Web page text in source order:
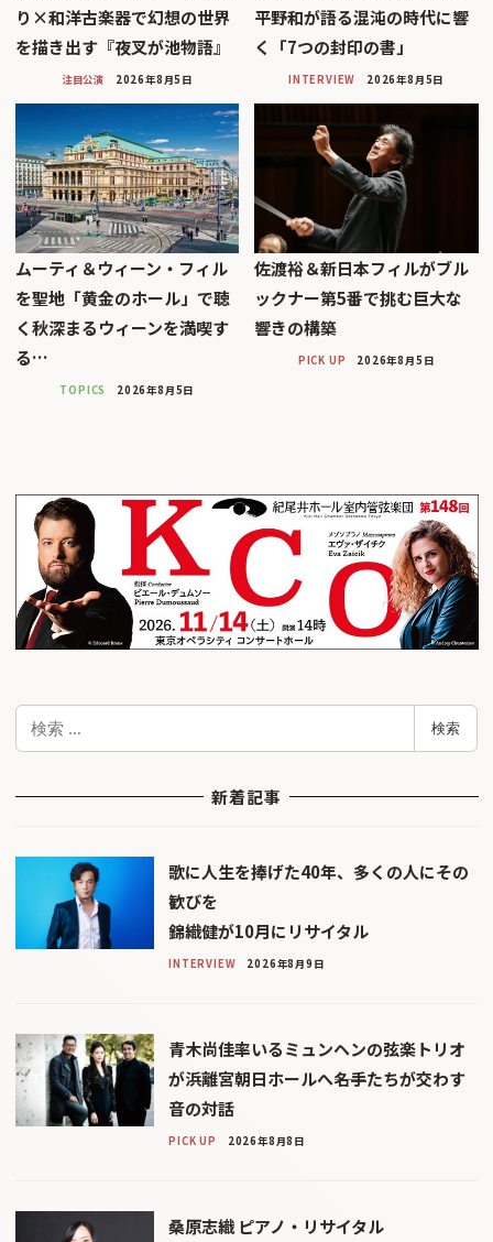
り×和洋古楽器で幻想の世界
を描き出す『夜叉が池物語』
注目公演 2026年8月5日
平野和が語る混沌の時代に響
く「7つの封印の書」
INTERVIEW 2026年8月5日
ムーティ＆ウィーン・フィル
を聖地「黄金のホール」で聴
く秋深まるウィーンを満喫す
る…
TOPICS 2026年8月5日
佐渡裕＆新日本フィルがブル
ックナー第5番で挑む巨大な
響きの構築
PICK UP 2026年8月5日
検
検索
新着記事
歌に人生を捧げた40年、多くの人にその
歓びを
錦織健が10月にリサイタル
INTERVIEW 2026年8月9日
青木尚佳率いるミュンヘンの弦楽トリオ
が浜離宮朝日ホールへ――名手たちが交わす
音の対話
PICK UP 2026年8月8日
桑原志織 ピアノ・リサイタル